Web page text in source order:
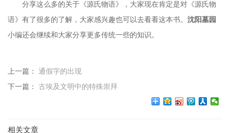
分享这么多的关于 《源氏物语》，大家现在肯定是对《源氏物
语》有了很多的了解，大家感兴趣也可以去看看这本书。 沈阳墓园
小编还会继续和大家分享更多传统一些的知识。
上一篇： 通假字的出现
下一篇： 古埃及文明中的特殊崇拜
相关文章